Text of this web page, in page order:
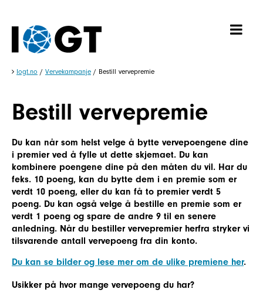
Iogt.no / Vervekampanje / Bestill vervepremie
Bestill vervepremie
Du kan når som helst velge å bytte vervepoengene dine
i premier ved å fylle ut dette skjemaet. Du kan
kombinere poengene dine på den måten du vil. Har du
feks. 10 poeng, kan du bytte dem i en premie som er
verdt 10 poeng, eller du kan få to premier verdt 5
poeng. Du kan også velge å bestille en premie som er
verdt 1 poeng og spare de andre 9 til en senere
anledning. Når du bestiller vervepremier herfra stryker vi
tilsvarende antall vervepoeng fra din konto.
Du kan se bilder og lese mer om de ulike premiene her.
Usikker på hvor mange vervepoeng du har?